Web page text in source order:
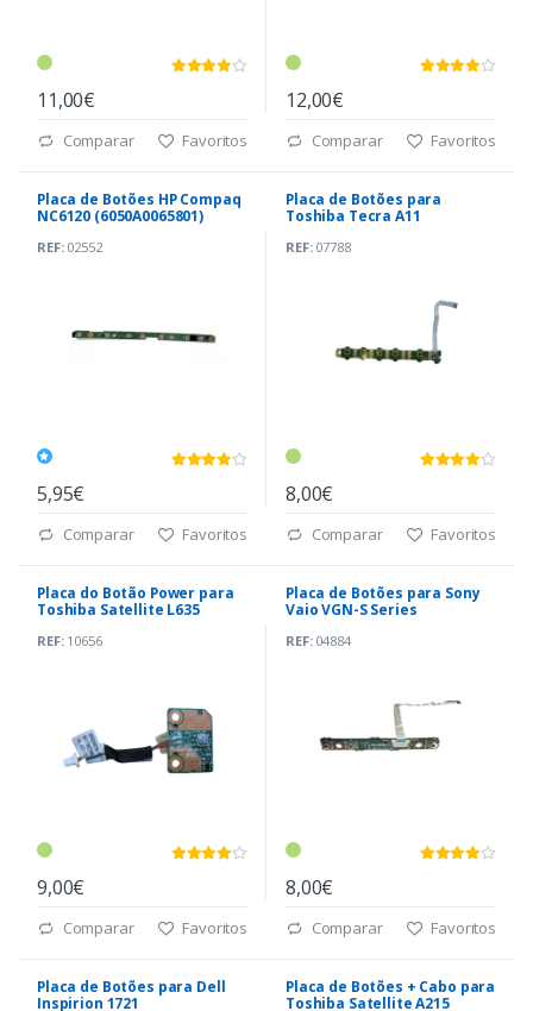
11,00€
Comparar Favoritos
12,00€
Comparar Favoritos
Placa de Botões HP Compaq
NC6120 (6050A0065801)
REF:02552
5,95€
Comparar Favoritos
Placa de Botões para
Toshiba Tecra A11
REF:07788
8,00€
Comparar Favoritos
Placa do Botão Power para
Toshiba Satellite L635
REF:10656
9,00€
Comparar Favoritos
Placa de Botões para Sony
Vaio VGN-S Series
REF:04884
8,00€
Comparar Favoritos
Placa de Botões para Dell
Inspirion 1721
Placa de Botões + Cabo para
Toshiba Satellite A215